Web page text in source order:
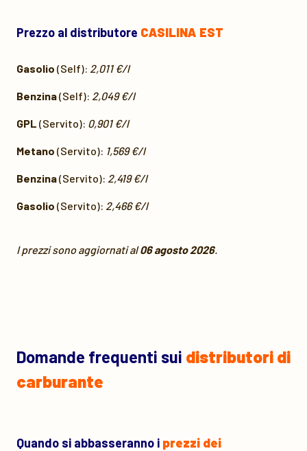
Prezzo al distributore CASILINA EST
Gasolio (Self): 2,011 €/l
Benzina(Self): 2,049 €/l
GPL (Servito): 0,901 €/l
Metano (Servito): 1,569 €/l
Benzina(Servito): 2,419 €/l
Gasolio (Servito): 2,466 €/l
I prezzi sono aggiornati al06 agosto 2026.
Domande frequenti sui distributori di
carburante
Quando si abbasseranno i prezzi dei